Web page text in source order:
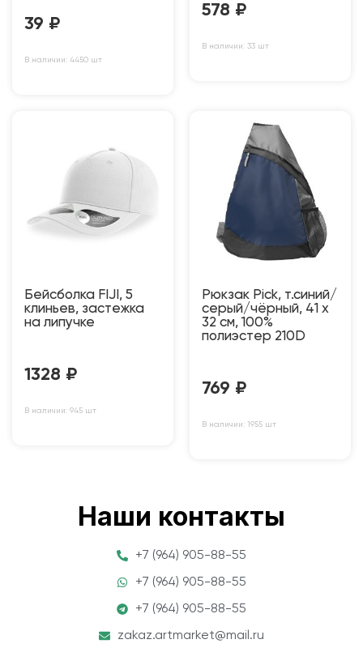
39 ₽
В наличии: 4450 шт
578 ₽
В наличии: 33 шт
Бейсболка FIJI, 5
клиньев, застежка
на липучке
1328 ₽
В наличии: 945 шт
Рюкзак Pick, т.синий/
серый/чёрный, 41 x
32 см, 100%
полиэстер 210D
769 ₽
В наличии: 1955 шт
Наши контакты
+7 (964) 905-88-55
+7 (964) 905-88-55
+7 (964) 905-88-55
zakaz.artmarket@mail.ru